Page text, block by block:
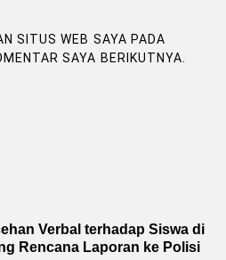
SITUS WEB SAYA PADA
SAYA BERIKUTNYA.
Verbal terhadap Siswa di
Rencana Laporan ke Polisi